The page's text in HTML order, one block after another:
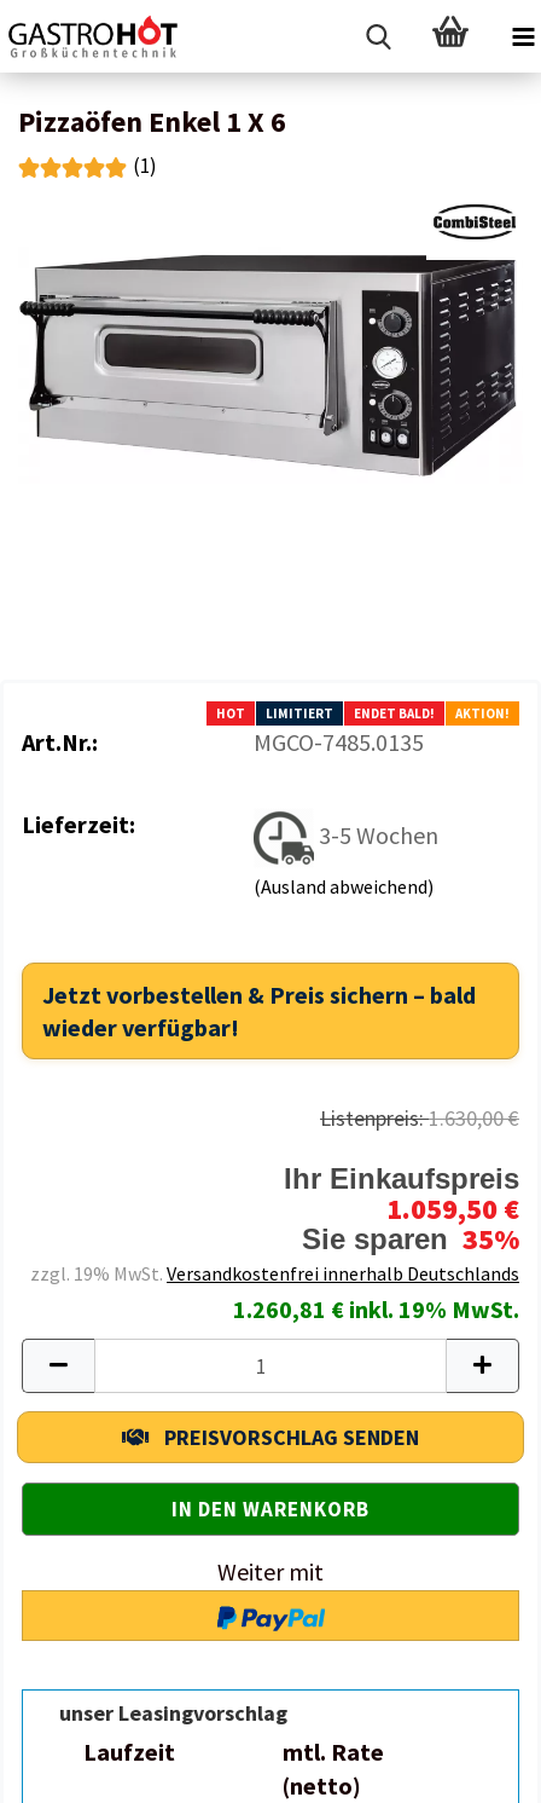
Pizzaöfen Enkel 1 X 6
(1)
HOT LIMITIERT ENDET BALD! AKTION!
Art.Nr.: MGCO-7485.0135
Lieferzeit: 3-5 Wochen
(Ausland abweichend)
Jetzt vorbestellen & Preis sichern – bald
wieder verfügbar!
Listenpreis:1.630,00 €
Ihr Einkaufspreis
1.059,50 €
Sie sparen 35%
zzgl. 19% MwSt. Versandkostenfrei innerhalb Deutschlands
1.260,81 € inkl. 19% MwSt.
PREISVORSCHLAG SENDEN
Weiter mit
unser Leasingvorschlag
Laufzeit
mtl. Rate
(netto)